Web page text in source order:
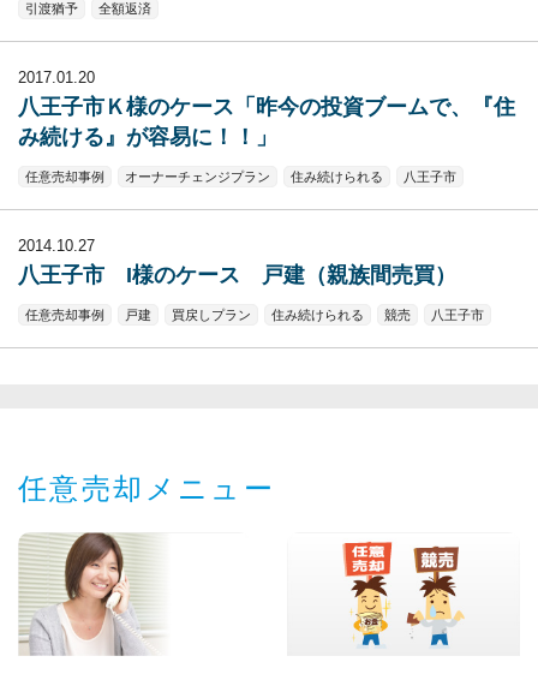
引渡猶予 全額返済
2017.01.20
八王子市Ｋ様のケース「昨今の投資ブームで、『住
み続ける』が容易に！！」
任意売却事例 オーナーチェンジプラン 住み続けられる 八王子市
2014.10.27
八王子市 I様のケース 戸建（親族間売買）
任意売却事例 戸建 買戻しプラン 住み続けられる 競売 八王子市
任意売却メニュー